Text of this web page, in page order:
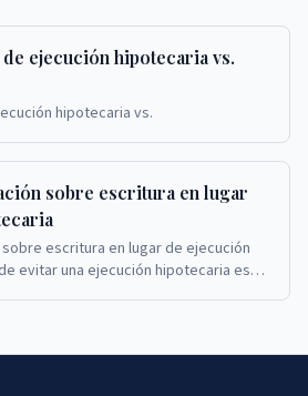
ejecución hipotecaria vs.
hipotecaria vs.
sobre escritura en lugar
escritura en lugar de ejecución
evitar una ejecución hipotecaria es